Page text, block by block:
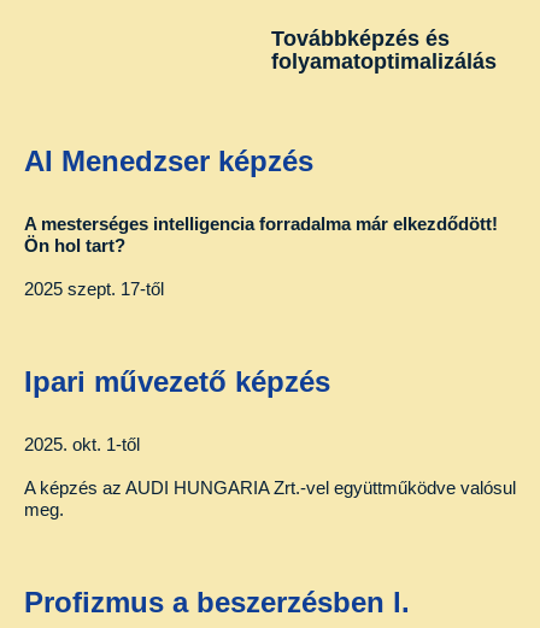
Továbbképzés és
folyamatoptimalizálás
AI Menedzser képzés
A mesterséges intelligencia forradalma már elkezdődött!
Ön hol tart?
2025 szept. 17-től
Ipari művezető képzés
2025. okt. 1-től
A képzés az AUDI HUNGARIA Zrt.-vel együttműködve valósul
meg.
Profizmus a beszerzésben l.